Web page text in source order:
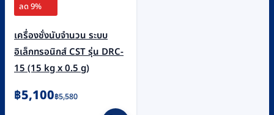
ลด 9%
เครื่องชั่งนับจำนวน ระบบ
อิเล็กทรอนิกส์ CST รุ่น DRC-
15 (15 kg x 0.5 g)
฿5,580
Original
฿5,100
Current